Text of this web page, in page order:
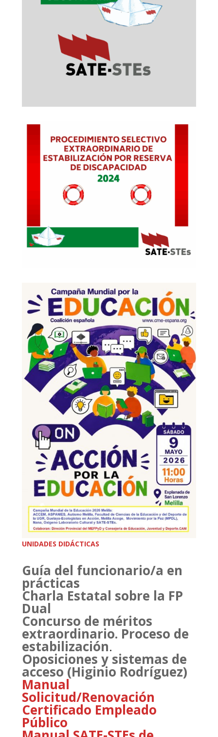
UNIDADES DIDÁCTICAS
Guía del funcionario/a en
prácticas
Charla Estatal sobre la FP
Dual
Concurso de méritos
extraordinario. Proceso de
estabilización.
Oposiciones y sistemas de
acceso (Higinio Rodríguez)
Manual
Solicitud/Renovación
Certificado Empleado
Público